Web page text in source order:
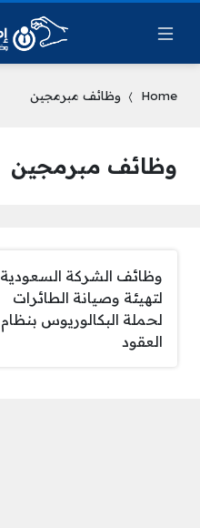
Home وظائف مبرمجين
وظائف مبرمجين
وظائف الشركة السعودية
لتهيئة وصيانة الطائرات
لحملة البكالوريوس بنظام
العقود